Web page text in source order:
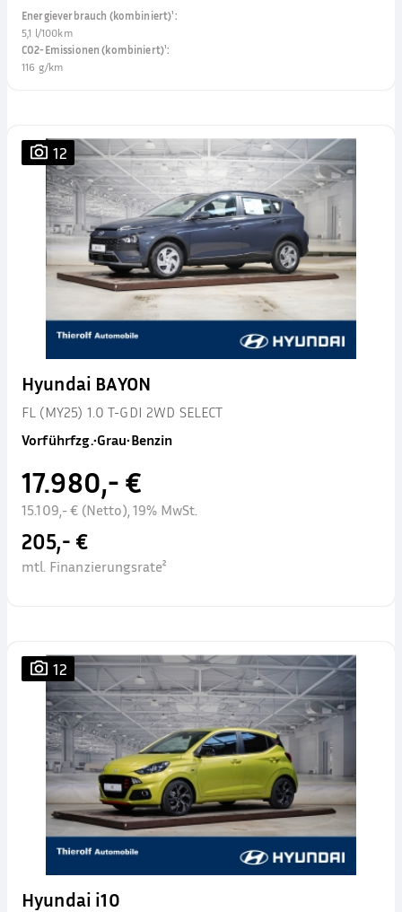
Energieverbrauch (kombiniert)¹:
5,1 l/100km
CO2-Emissionen (kombiniert)¹:
116 g/km
12
Hyundai BAYON
FL (MY25) 1.0 T-GDI 2WD SELECT
Vorführfzg.•Grau•Benzin
17.980,- €
15.109,- € (Netto), 19% MwSt.
205,- €
mtl. Finanzierungsrate²
12
Hyundai i10